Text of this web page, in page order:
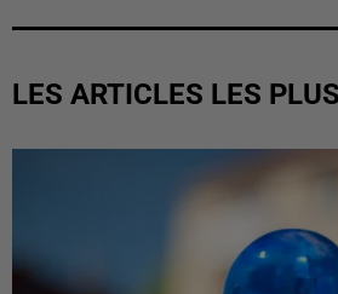
LES ARTICLES LES